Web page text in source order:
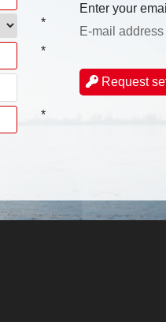
*
*
*
Enter your
E-mail address
Request